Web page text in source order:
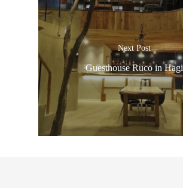
Next Post
Guesthouse Ruco in Hagi